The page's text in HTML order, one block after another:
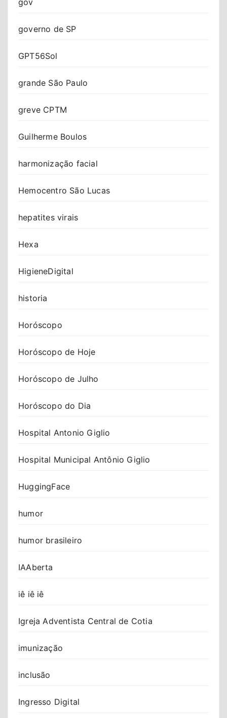
governo de SP
GPT56Sol
grande São Paulo
greve CPTM
Guilherme Boulos
harmonização facial
Hemocentro São Lucas
hepatites virais
Hexa
HigieneDigital
historia
Horóscopo
Horóscopo de Hoje
Horóscopo de Julho
Horóscopo do Dia
Hospital Antonio Giglio
Hospital Municipal Antônio Giglio
HuggingFace
humor
humor brasileiro
IAAberta
iê iê iê
Igreja Adventista Central de Cotia
imunização
inclusão
Ingresso Digital